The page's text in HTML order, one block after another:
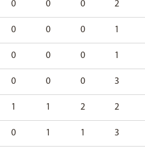
0 0 0 2
0 0 0 1
0 0 0 1
0 0 0 3
1 1 2 2
0 1 1 3